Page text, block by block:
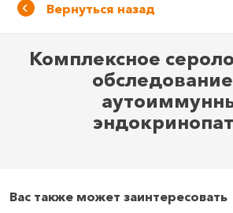
Вернуться назад
Комплексное
Вас также может заинтересовать